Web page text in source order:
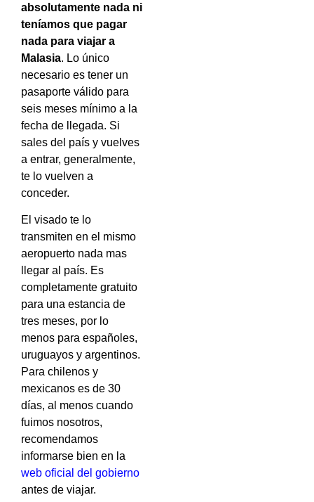
absolutamente nada ni
teníamos que pagar
nada para viajar a
Malasia. Lo único
necesario es tener un
pasaporte válido para
seis meses mínimo a la
fecha de llegada. Si
sales del país y vuelves
a entrar, generalmente,
te lo vuelven a
conceder.
El visado te lo
transmiten en el mismo
aeropuerto nada mas
llegar al país. Es
completamente gratuito
para una estancia de
tres meses, por lo
menos para españoles,
uruguayos y argentinos.
Para chilenos y
mexicanos es de 30
días, al menos cuando
fuimos nosotros,
recomendamos
informarse bien en la
web oficial del gobierno
antes de viajar.